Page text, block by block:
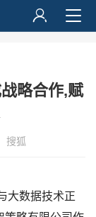
略合作,赋
搜狐
大数据技术正